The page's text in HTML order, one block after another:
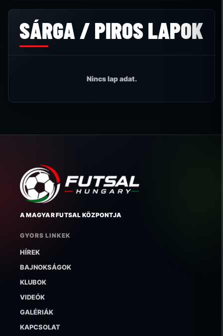
SÁRGA / PIROS LAPOK
Nincs lap adat.
A MAGYAR FUTSAL KÖZPONTJA
GYORS LINKEK
HÍREK
BAJNOKSÁGOK
KLUBOK
VIDEÓK
GALÉRIÁK
KAPCSOLAT